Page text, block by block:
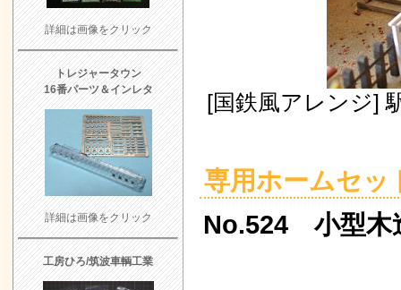
[国鉄風アレンジ]
専用ホームセッ
No.524 小型木
詳細は画像をクリック
トレジャータウン
16番パーツ＆インレタ
詳細は画像をクリック
工房ひろ/筑波車輌工業